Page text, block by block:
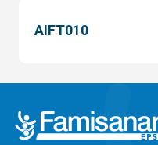
AIFT010